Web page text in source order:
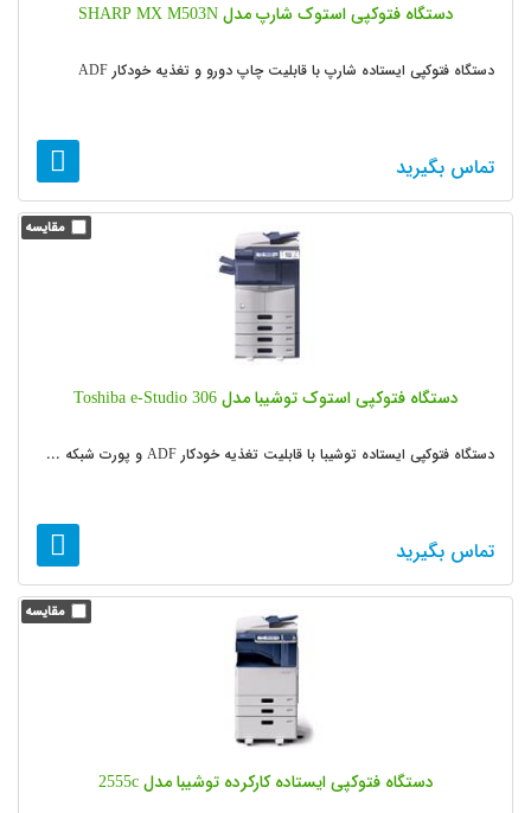
دستگاه فتوکپی استوک شارپ مدل SHARP MX M503N
دستگاه فتوکپی ایستاده شارپ با قابلیت چاپ دورو و تغذیه خودکار ADF
تماس بگیرید
دستگاه فتوکپی استوک توشیبا مدل Toshiba e-Studio 306
دستگاه فتوکپی ایستاده توشیبا با قابلیت تغذیه خودکار ADF و پورت شبکه ...
تماس بگیرید
دستگاه فتوکپی ایستاده کارکرده توشیبا مدل 2555c